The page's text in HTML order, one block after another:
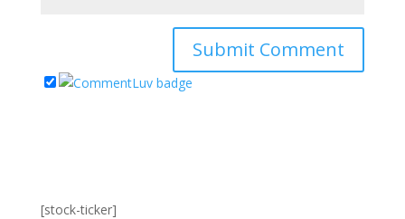
[stock-ticker]